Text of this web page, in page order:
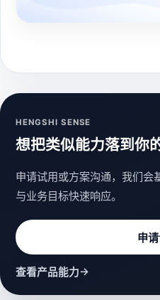
HENGSHI SENSE
想把类似能力落到你
申请试用或方案沟通，我们会
与业务目标快速响应。
申
查看产品能力→